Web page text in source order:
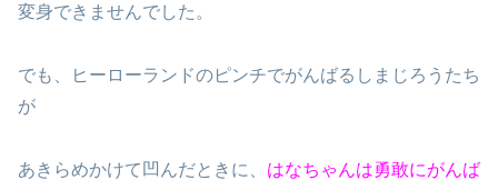
変身できませんでした。
でも、ヒーローランドのピンチでがんばるしまじろうたち
が
あきらめかけて凹んだときに、 はなちゃんは勇敢にがんば